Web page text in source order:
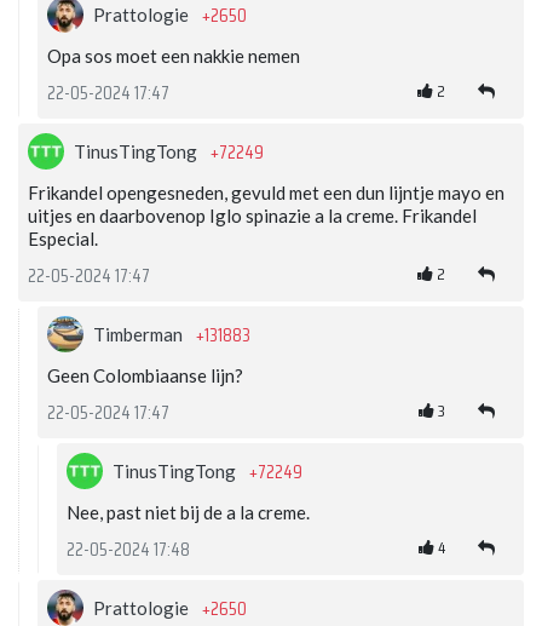
Prattologie +2650
Opa sos moet een nakkie nemen
22-05-2024 17:47 2
TinusTingTong +72249
Frikandel opengesneden, gevuld met een dun lijntje mayo en
uitjes en daarbovenop Iglo spinazie a la creme. Frikandel
Especial.
22-05-2024 17:47 2
Timberman +131883
Geen Colombiaanse lijn?
22-05-2024 17:47 3
TinusTingTong +72249
Nee, past niet bij de a la creme.
22-05-2024 17:48 4
Prattologie +2650